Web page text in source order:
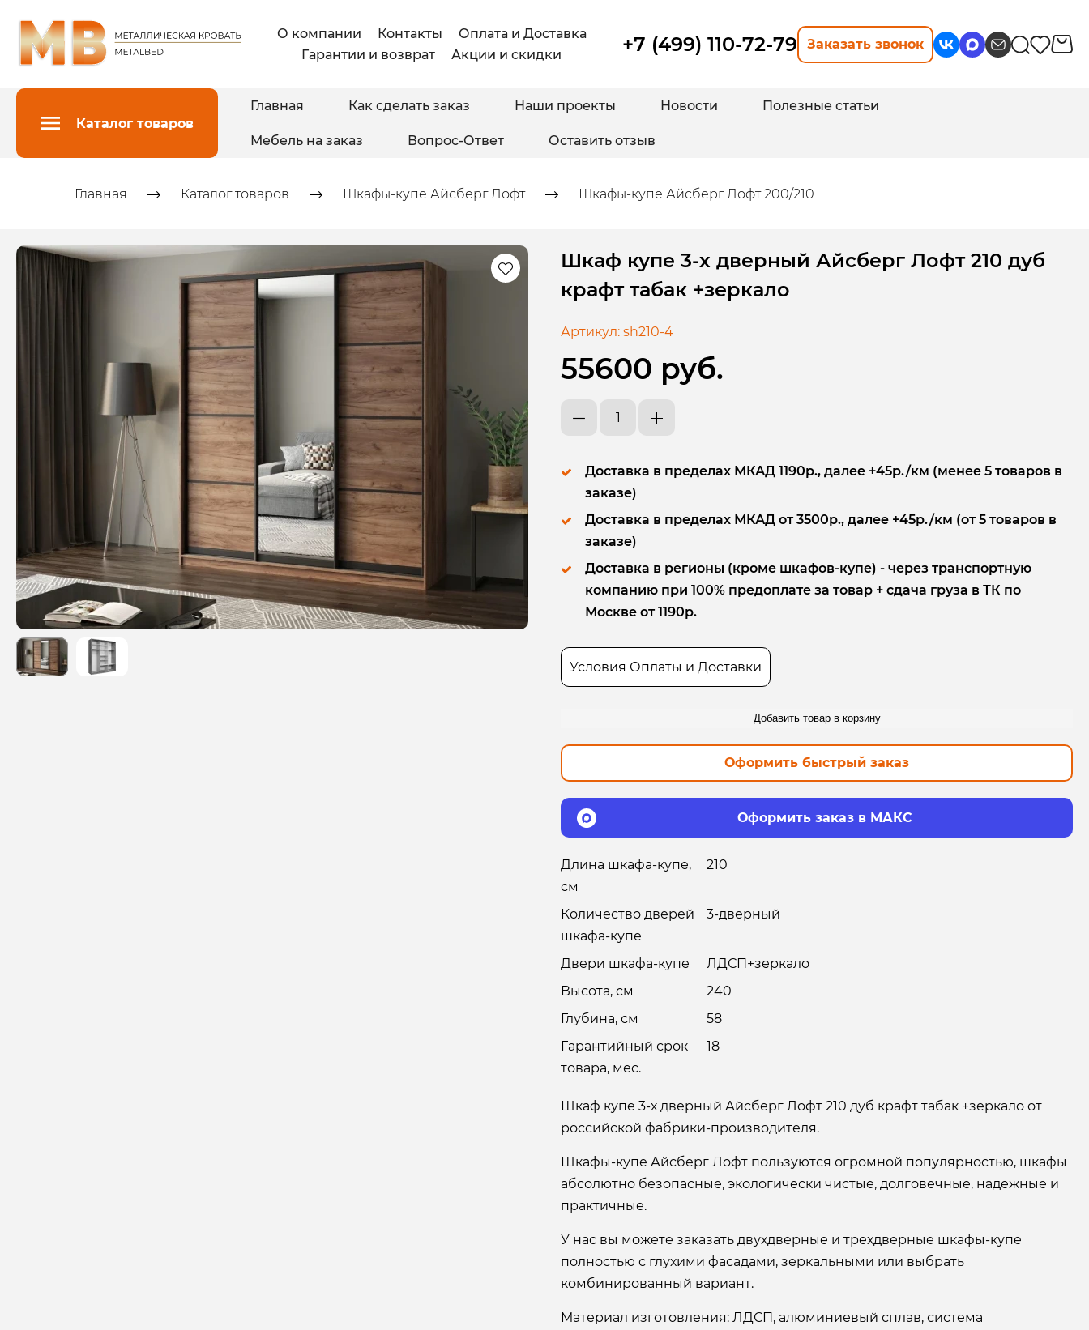
О компании Контакты
Оплата и Доставка
Гарантии и возврат
Акции и скидки +7 (499) 110-72-79 Заказать звонок
Каталог товаров
Главная Как сделать заказ Наши проекты Новости Полезные статьи
Мебель на заказ Вопрос-Ответ Оставить отзыв
Главная Каталог товаров Шкафы-купе Айсберг Лофт Шкафы-купе Айсберг Лофт 200/210
Шкаф купе 3-х дверный Айсберг Лофт 210 дуб
крафт табак +зеркало
Артикул: sh210-4
55600 руб.
Доставка в пределах МКАД 1190р., далее +45р./км (менее 5 товаров в
заказе)
Доставка в пределах МКАД от 3500р., далее +45р./км (от 5 товаров в
заказе)
Доставка в регионы (кроме шкафов-купе) - через транспортную
компанию при 100% предоплате за товар + сдача груза в ТК по
Москве от 1190р.
Условия Оплаты и Доставки
Добавить товар в корзину
Оформить быстрый заказ
Оформить заказ в МАКС
Длина шкафа-купе,
см
210
Количество дверей
шкафа-купе
3-дверный
Двери шкафа-купе
ЛДСП+зеркало
Высота, см
240
Глубина, см
58
Гарантийный срок
товара, мес.
18
Шкаф купе 3-х дверный Айсберг Лофт 210 дуб крафт табак +зеркало от
российской фабрики-производителя.
Шкафы-купе Айсберг Лофт пользуются огромной популярностью, шкафы
абсолютно безопасные, экологически чистые, долговечные, надежные и
практичные.
У нас вы можете заказать двухдверные и трехдверные шкафы-купе
полностью с глухими фасадами, зеркальными или выбрать
комбинированный вариант.
Материал изготовления: ЛДСП, алюминиевый сплав, система